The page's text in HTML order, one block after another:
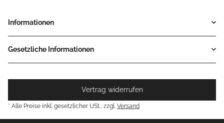
Informationen
Gesetzliche Informationen
Vertrag widerrufen
* Alle Preise inkl. gesetzlicher USt., zzgl. Versand